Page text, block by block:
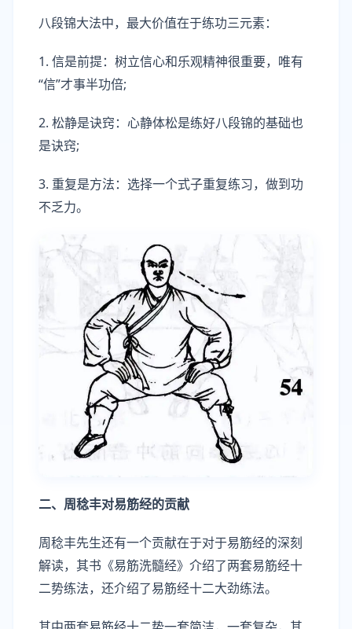
八段锦大法中，最大价值在于练功三元素：
1. 信是前提：树立信心和乐观精神很重要，唯有
“信”才事半功倍;
2. 松静是诀窍：心静体松是练好八段锦的基础也
是诀窍;
3. 重复是方法：选择一个式子重复练习，做到功
不乏力。
二、周稔丰对易筋经的贡献
周稔丰先生还有一个贡献在于对于易筋经的深刻
解读，其书《易筋洗髓经》介绍了两套易筋经十
二势练法，还介绍了易筋经十二大劲练法。